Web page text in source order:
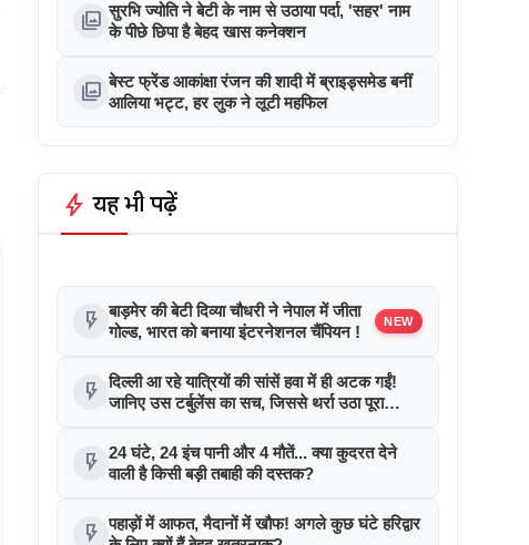
photo_library सुरभि ज्योति ने बेटी के नाम से उठाया पर्दा, 'सहर' नाम
के पीछे छिपा है बेहद खास कनेक्शन
photo_library बेस्ट फ्रेंड आकांक्षा रंजन की शादी में ब्राइड्समेड बनीं
आलिया भट्ट, हर लुक ने लूटी महफिल
bolt यह भी पढ़ें
flash_on बाड़मेर की बेटी दिव्या चौधरी ने नेपाल में जीता
गोल्ड, भारत को बनाया इंटरनेशनल चैंपियन !
NEW
flash_on दिल्ली आ रहे यात्रियों की सांसें हवा में ही अटक गईं!
जानिए उस टर्बुलेंस का सच, जिससे थर्रा उठा पूरा
flash_on 24 घंटे, 24 इंच पानी और 4 मौतें... क्या कुदरत देने
वाली है किसी बड़ी तबाही की दस्तक?
flash_on पहाड़ों में आफत, मैदानों में खौफ! अगले कुछ घंटे हरिद्वार